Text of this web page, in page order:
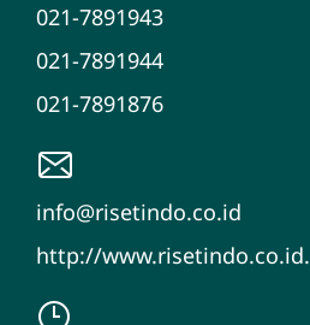
021-7891943
021-7891944
021-7891876
info@risetindo.co.id
http://www.risetindo.co.id.